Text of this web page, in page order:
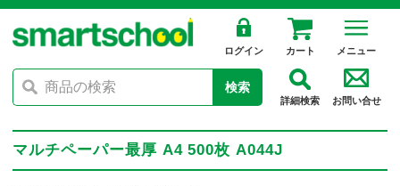
ログイン カート メニュー
検索
詳細検索 お問い合せ
マルチペーパー最厚 A4 500枚 A044J